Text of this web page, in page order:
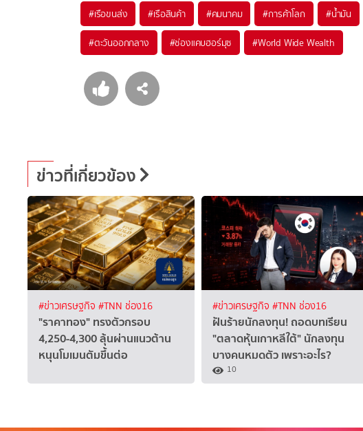
#เรือขนส่ง #เรือสินค้า #คมนาคม #การค้าโลก #น้ำมัน
#ตะวันออกกลาง #ช่องแคบฮอร์มุซ #World Wide Wealth
ข่าวที่เกี่ยวข้อง
#ข่าวเศรษฐกิจ #TNN ช่อง16
"ราคาทอง" ทรงตัวกรอบ
4,250-4,300 ลุ้นผ่านแนวต้าน
หนุนโมเมนตัมขึ้นต่อ
#ข่าวเศรษฐกิจ #TNN ช่อง16
ฝันร้ายนักลงทุน! ถอดบทเรียน
"ตลาดหุ้นเกาหลีใต้" นักลงทุน
บางคนหมดตัว เพราะอะไร?
10